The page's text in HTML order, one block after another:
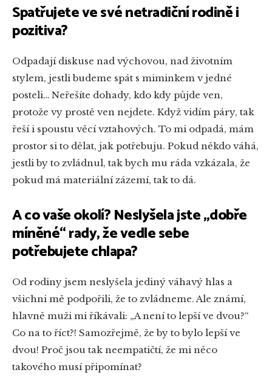
Spatřujete ve své netradiční rodině i
pozitiva?
Odpadají diskuse nad výchovou, nad životním
stylem, jestli budeme spát s miminkem v jedné
posteli… Neřešíte dohady, kdo kdy půjde ven,
protože vy prostě ven nejdete. Když vidím páry, tak
řeší i spoustu věcí vztahových. To mi odpadá, mám
prostor si to dělat, jak potřebuju. Pokud někdo váhá,
jestli by to zvládnul, tak bych mu ráda vzkázala, že
pokud má materiální zázemí, tak to dá.
A co vaše okolí? Neslyšela jste „dobře
míněné“ rady, že vedle sebe
potřebujete chlapa?
Od rodiny jsem neslyšela jediný váhavý hlas a
všichni mě podpořili, že to zvládneme. Ale známí,
hlavně muži mi říkávali: „A není to lepší ve dvou?“
Co na to říct?! Samozřejmě, že by to bylo lepší ve
dvou! Proč jsou tak neempatičtí, že mi něco
takového musí připomínat?